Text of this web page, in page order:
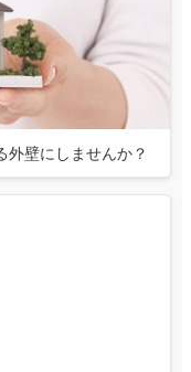
外壁にしませんか？